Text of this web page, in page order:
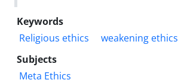
Keywords
Religious ethics
weakening ethics
Subjects
Meta Ethics